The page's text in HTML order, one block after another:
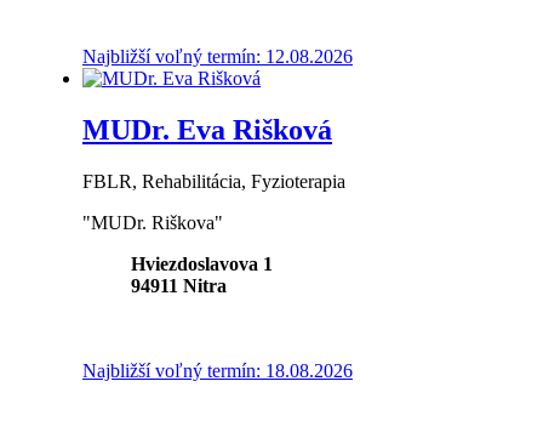
Najbližší voľný termín: 12.08.2026
MUDr. Eva Rišková
FBLR, Rehabilitácia, Fyzioterapia
"MUDr. Riškova"
Hviezdoslavova 1
94911 Nitra
Najbližší voľný termín: 18.08.2026